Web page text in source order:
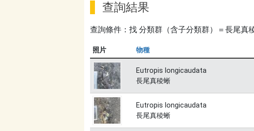
查詢結果
查詢條件：找 分類群（含子分類群）＝長尾真
照片 物種
Eutropis longicaudata
長尾真稜蜥
Eutropis longicaudata
長尾真稜蜥